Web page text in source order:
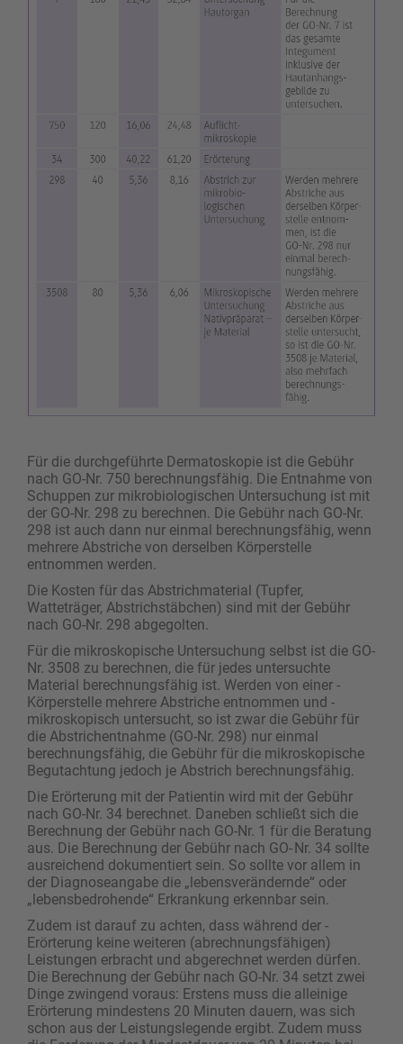
Für die durchgeführte Dermatoskopie ist die Gebühr
nach GO-Nr. 750 berechnungsfähig. Die Entnahme von
Schuppen zur mikrobiologischen Untersuchung ist mit
der GO-Nr. 298 zu berechnen. Die Gebühr nach GO-Nr.
298 ist auch dann nur einmal berechnungsfähig, wenn
mehrere Abstriche von derselben Körperstelle
entnommen werden.
Die Kosten für das Abstrichmaterial (Tupfer,
Watteträger, Abstrichstäbchen) sind mit der Gebühr
nach GO-Nr. 298 abgegolten.
Für die mikroskopische Untersuchung selbst ist die GO-
Nr. 3508 zu berechnen, die für jedes untersuchte
Material berechnungsfähig ist. Werden von einer ­
Körperstelle mehrere Abstriche entnommen und ­
mikroskopisch untersucht, so ist zwar die Gebühr für
die Abstrichentnahme (GO-Nr. 298) nur einmal
berechnungsfähig, die Gebühr für die mikroskopische
Begutachtung jedoch je Abstrich ­berechnungsfähig.
Die Erörterung mit der Patientin wird mit der Gebühr
nach GO-Nr. 34 berechnet. Daneben schließt sich die
Berechnung der Gebühr nach GO-Nr. 1 für die Beratung
aus. Die Berechnung der Gebühr nach GO- Nr. 34 sollte
ausreichend dokumentiert sein. So sollte vor allem in
der Diagnoseangabe die „lebensverändernde“ oder
„lebensbedrohende“ Erkrankung erkennbar sein.
Zudem ist darauf zu achten, dass während der ­
Erörterung keine weiteren (abrechnungsfähigen)
Leistungen erbracht und abgerechnet werden dürfen.
Die Berechnung der Gebühr nach GO-Nr. 34 setzt zwei
Dinge zwingend voraus: Erstens muss die alleinige
Erörterung mindestens 20 Minuten dauern, was sich
schon aus der Leistungslegende ergibt. Zudem muss